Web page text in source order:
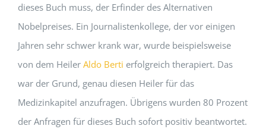
dieses Buch muss, der Erfinder des Alternativen
Nobelpreises. Ein Journalistenkollege, der vor einigen
Jahren sehr schwer krank war, wurde beispielsweise
von dem Heiler Aldo Berti erfolgreich therapiert. Das
war der Grund, genau diesen Heiler für das
Medizinkapitel anzufragen. Übrigens wurden 80 Prozent
der Anfragen für dieses Buch sofort positiv beantwortet.